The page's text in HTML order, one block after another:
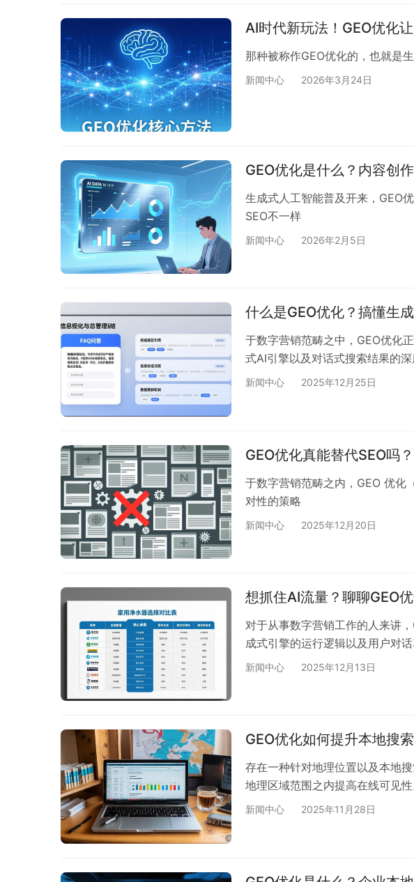
AI时代新玩法！GEO优化
那种被称作GEO优化的，也就是
新闻中心 2026年3月24日
GEO优化是什么？内容创
生成式人工智能普及开来，GEO
SEO不一样
新闻中心 2026年2月5日
什么是GEO优化？搞懂生
于数字营销范畴之中，GEO优化
式AI引擎以及对话式搜索结果的
新闻中心 2025年12月25日
GEO优化真能替代SEO吗
于数字营销范畴之内，GEO 优化
对性的策略
新闻中心 2025年12月20日
想抓住AI流量？聊聊GEO
对于从事数字营销工作的人来讲
成式引擎的运行逻辑以及用户对
新闻中心 2025年12月13日
GEO优化如何提升本地搜
存在一种针对地理位置以及本地
地理区域范围之内提高在线可见
新闻中心 2025年11月28日